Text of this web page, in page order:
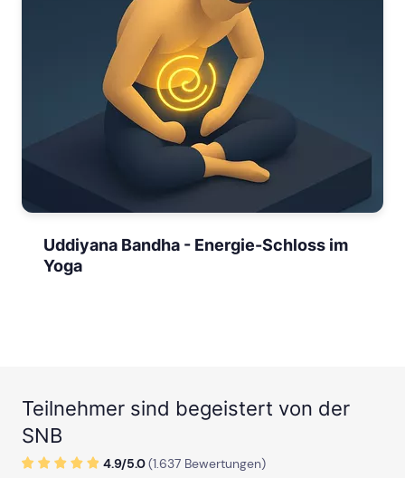
Uddiyana Bandha - Energie-Schloss im
Yoga
Teilnehmer sind begeistert von der
SNB
4.9/5.0(1.637 Bewertungen)